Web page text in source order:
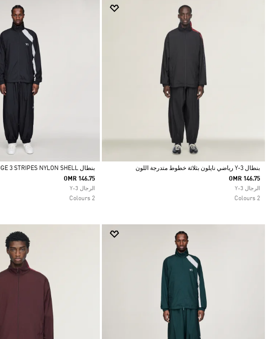
Selected
بنطال Y-3 رياضي نايلون بثلاثة خطوط متدرجة اللون
OMR 146.75
الرجال Y-3
2 Colours
Selected
بنطال Y-3 RAW EDGE 3 STRIPES NYLON SHELL
OMR 146.75
الرجال Y-3
2 Colours